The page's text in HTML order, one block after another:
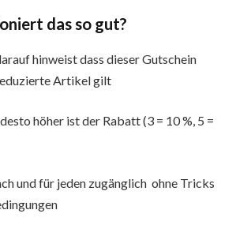
das so gut?
hinweist dass dieser Gutschein
Artikel gilt
höher ist der Rabatt (3 = 10 %, 5 =
und für jeden zugänglich ohne Tricks